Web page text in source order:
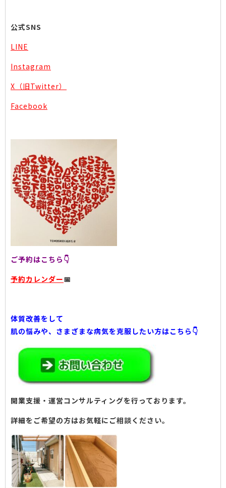
公式SNS
LINE
Instagram
X（旧Twitter）
Facebook
ご予約はこちら👇
予約カレンダー📅
体質改善をして
肌の悩みや、さまざまな病気を克服したい方はこちら👇
開業支援・運営コンサルティングを行っております。
詳細をご希望の方はお気軽にご相談ください。